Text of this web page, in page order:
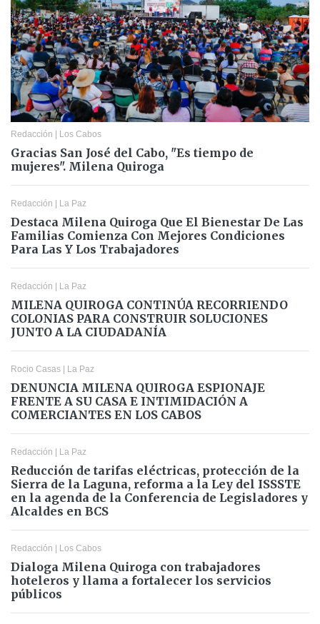
Redacción | Los Cabos
Gracias San José del Cabo, "Es tiempo de
mujeres". Milena Quiroga
Redacción | La Paz
Destaca Milena Quiroga Que El Bienestar De Las
Familias Comienza Con Mejores Condiciones
Para Las Y Los Trabajadores
Redacción | La Paz
MILENA QUIROGA CONTINÚA RECORRIENDO
COLONIAS PARA CONSTRUIR SOLUCIONES
JUNTO A LA CIUDADANÍA
Rocio Casas | La Paz
DENUNCIA MILENA QUIROGA ESPIONAJE
FRENTE A SU CASA E INTIMIDACIÓN A
COMERCIANTES EN LOS CABOS
Redacción | La Paz
Reducción de tarifas eléctricas, protección de la
Sierra de la Laguna, reforma a la Ley del ISSSTE
en la agenda de la Conferencia de Legisladores y
Alcaldes en BCS
Redacción | Los Cabos
Dialoga Milena Quiroga con trabajadores
hoteleros y llama a fortalecer los servicios
públicos